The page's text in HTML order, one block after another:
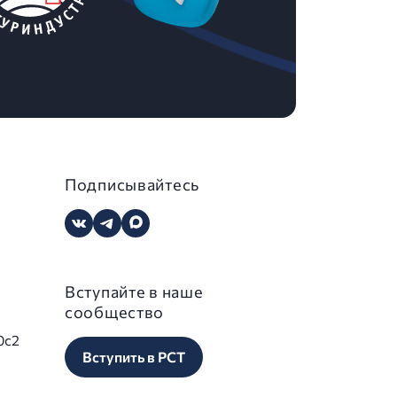
Подписывайтесь
Вступайте в наше
сообщество
Вступить в РСТ